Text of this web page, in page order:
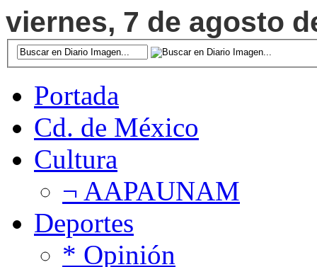
viernes, 7 de agosto
Portada
Cd. de México
Cultura
¬ AAPAUNAM
Deportes
* Opinión